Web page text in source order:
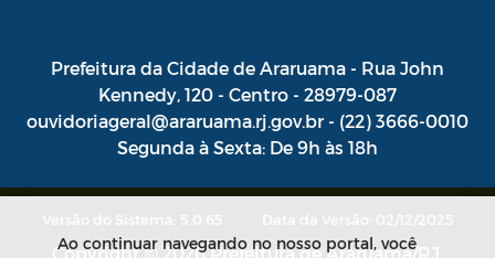
Portaria SEFAZ
Portaria SESAU
PORTARIA SETUR
PORTARIA SEELA
Portarias Sobre o Coronavírus COVID-19
Prefeitura da Cidade de Araruama - Rua John
Kennedy, 120 - Centro - 28979-087
ouvidoriageral@araruama.rj.gov.br - (22) 3666-0010
Segunda à Sexta: De 9h às 18h
Versão do Sistema: 5.0.65 Data da Versão: 02/12/2025
Copyright © 2026 Prefeitura de Araruama/RJ.
Ao continuar navegando no nosso portal, você